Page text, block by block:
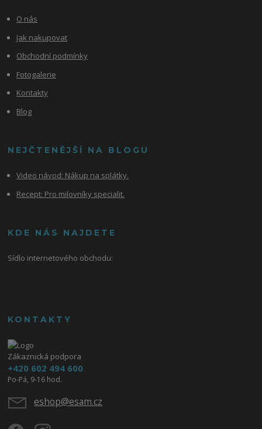
O nás
Jak nakupovat
Obchodní podmínky
Fotogalerie
Kontakty
Blog
NEJČTENĚJŠÍ NA BLOGU
Video návod: Nákup na splátky.
Recept: Pro milovníky specialit.
KDE NÁS NAJDETE
Sídlo internetového obchodu:
KONTAKTY
Zákaznická podpora
+420 602 494 600
Po-Pá, 9-16 hod.
eshop@esam.cz